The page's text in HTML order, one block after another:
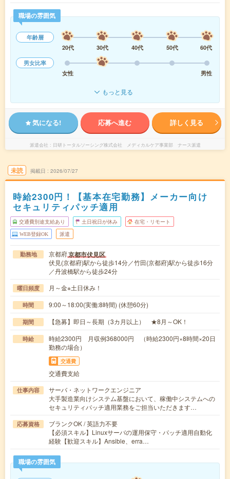
職場の雰囲気
年齢層
20代
30代 40代 50代
60代
男女比率
女性
男性
もっと見る
気になる! 応募へ進む 詳しく見る
派遣会社 日研トータルソーシング株式会社 メディカルケア事業部 ナース派遣
未読 掲載日 2026/07/27
時給2300円！【基本在宅勤務】メーカー向け
セキュリティパッチ適用
交通費別途支給あり 土日祝日が休み 在宅・リモート
WEB登録OK 派遣
勤務地 京都府京都市伏見区
伏見(京都府)駅から徒歩14分／竹田(京都府)駅から徒歩16分
／丹波橋駅から徒歩24分
曜日頻度 月～金※土日休み！
時間 9:00～18:00(実働:8時間) (休憩60分)
期間 【急募】即日～長期（3カ月以上） ★8月～OK！
時給
時給2300円 月収例368000円 （時給2300円×8時間×20日
勤務の場合）
交通費
交通費支給
仕事内容
サーバ・ネットワークエンジニア
大手製造業向けシステム基盤において、稼働中システムへの
セキュリティパッチ適用業務をご担当いただきます…
応募資格
ブランクOK / 英語力不要
【必須スキル】Linuxサーバの運用保守・パッチ適用自動化
経験【歓迎スキル】Ansible、erra…
職場の雰囲気